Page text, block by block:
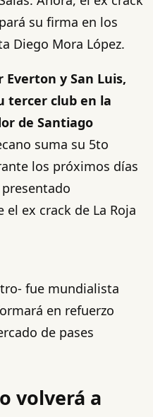
su firma en los
Diego Mora López.
Everton y San Luis,
tercer club en la
de Santiago
suma su 5to
los próximos días
ex crack de La Roja
fue mundialista
en refuerzo
de pases
volverá a